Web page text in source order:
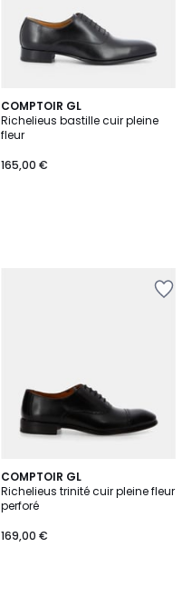
COMPTOIR GL
Richelieus bastille cuir pleine
fleur
165,00 €
COMPTOIR GL
Richelieus trinité cuir pleine fleur
perforé
169,00 €